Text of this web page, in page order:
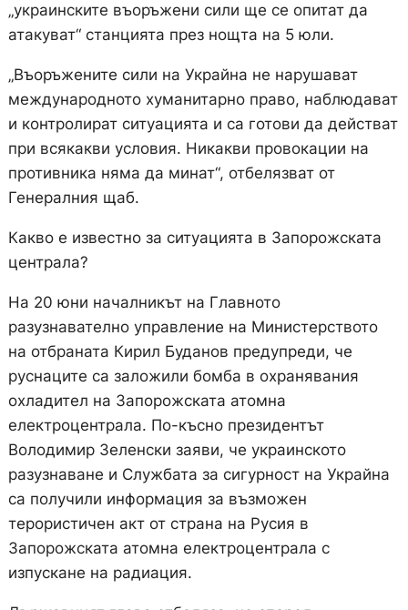
„украинските въоръжени сили ще се опитат да
атакуват“ станцията през нощта на 5 юли.
„Въоръжените сили на Украйна не нарушават
международното хуманитарно право, наблюдават
и контролират ситуацията и са готови да действат
при всякакви условия. Никакви провокации на
противника няма да минат“, отбелязват от
Генералния щаб.
Какво е известно за ситуацията в Запорожската
централа?
На 20 юни началникът на Главното
разузнавателно управление на Министерството
на отбраната Кирил Буданов предупреди, че
руснаците са заложили бомба в охранявания
охладител на Запорожската атомна
електроцентрала. По-късно президентът
Володимир Зеленски заяви, че украинското
разузнаване и Службата за сигурност на Украйна
са получили информация за възможен
терористичен акт от страна на Русия в
Запорожската атомна електроцентрала с
изпускане на радиация.